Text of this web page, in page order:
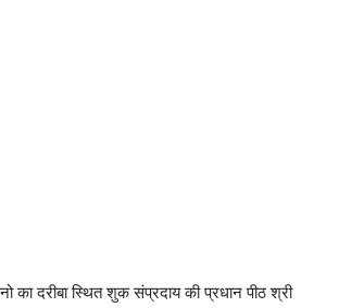
का दरीबा स्थित शुक संप्रदाय की प्रधान पीठ श्री